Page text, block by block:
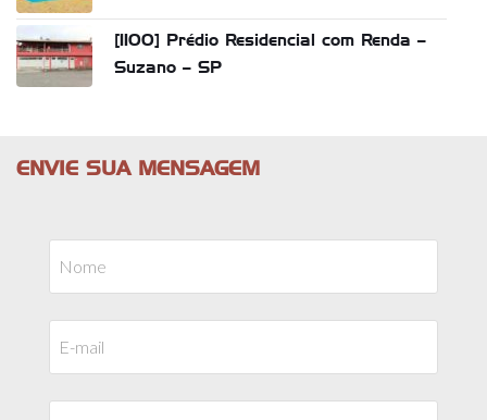
[1100] Prédio Residencial com Renda –
Suzano – SP
ENVIE SUA MENSAGEM